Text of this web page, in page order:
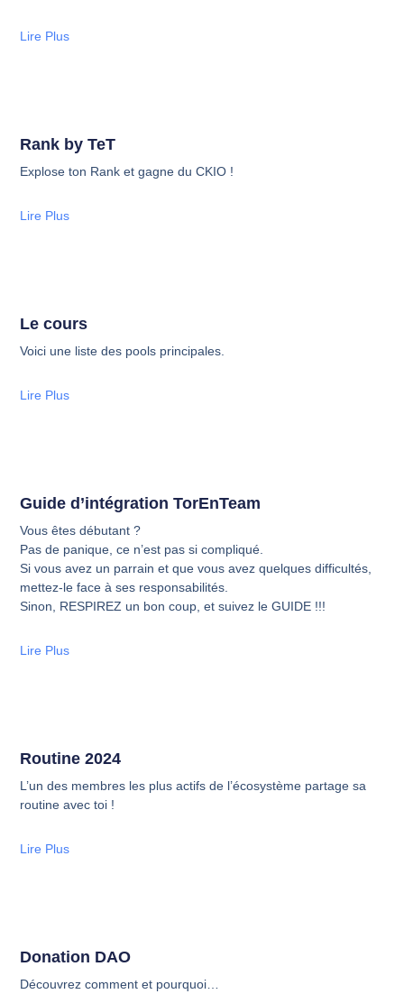
Lire Plus
Rank by TeT
Explose ton Rank et gagne du CKIO !
Lire Plus
Le cours
Voici une liste des pools principales.
Lire Plus
Guide d’intégration TorEnTeam
Vous êtes débutant ?
Pas de panique, ce n’est pas si compliqué.
Si vous avez un parrain et que vous avez quelques difficultés,
mettez-le face à ses responsabilités.
Sinon, RESPIREZ un bon coup, et suivez le GUIDE !!!
Lire Plus
Routine 2024
L’un des membres les plus actifs de l’écosystème partage sa
routine avec toi !
Lire Plus
Donation DAO
Découvrez comment et pourquoi…